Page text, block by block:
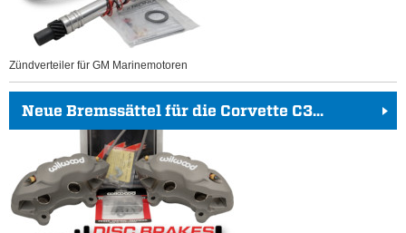
Zündverteiler für GM Marinemotoren
Neue Bremssättel für die Corvette C3...